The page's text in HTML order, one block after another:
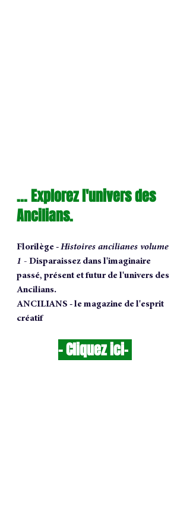
... Explorez l'univers des
Ancilians.
Florilège - Histoires ancilianes volume
1 - Disparaissez dans l'imaginaire
passé, présent et futur de l'univers des
Ancilians.
ANCILIANS - le magazine de l'esprit
créatif
- Cliquez ici-